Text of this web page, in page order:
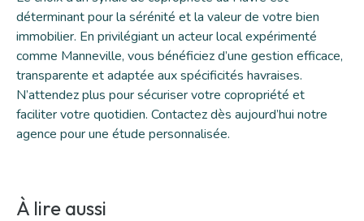
déterminant pour la sérénité et la valeur de votre bien
immobilier. En privilégiant un acteur local expérimenté
comme Manneville, vous bénéficiez d’une gestion efficace,
transparente et adaptée aux spécificités havraises.
N’attendez plus pour sécuriser votre copropriété et
faciliter votre quotidien. Contactez dès aujourd’hui notre
agence pour une étude personnalisée.
À lire aussi